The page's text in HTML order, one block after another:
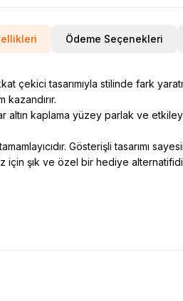
Ödeme Seçenekleri
çekici tasarımıyla stilinde fark
kaplama yüzey parlak ve
Gösterişli tasarımı
için şık ve özel bir hediye